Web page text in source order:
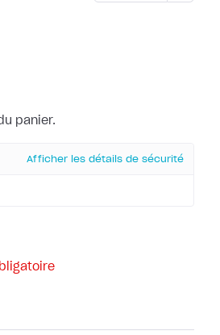
panier.
Afficher les détails de sécurité